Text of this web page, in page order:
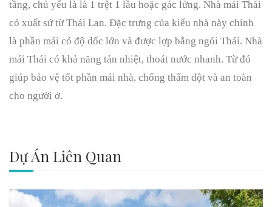
tầng, chủ yếu là là 1 trệt 1 lầu hoặc gác lửng. Nhà mái Thái
có xuất sứ từ Thái Lan. Đặc trưng của kiểu nhà này chính
là phần mái có độ dốc lớn và được lợp bằng ngói Thái. Nhà
mái Thái có khả năng tản nhiệt, thoát nước nhanh. Từ đó
giúp bảo vệ tốt phần mái nhà, chống thấm dột và an toàn
cho người ở.
Dự Án Liên Quan